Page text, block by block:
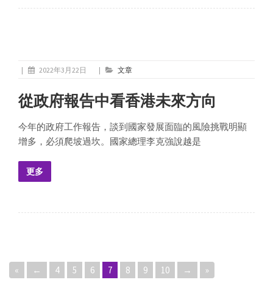
| 2022年3月22日 | 文章
從政府報告中看香港未來方向
今年的政府工作報告，談到國家發展面臨的風險挑戰明顯
增多，必須爬坡過坎。國家總理李克強說越是
更多
« ← 4 5 6 7 8 9 10 → »